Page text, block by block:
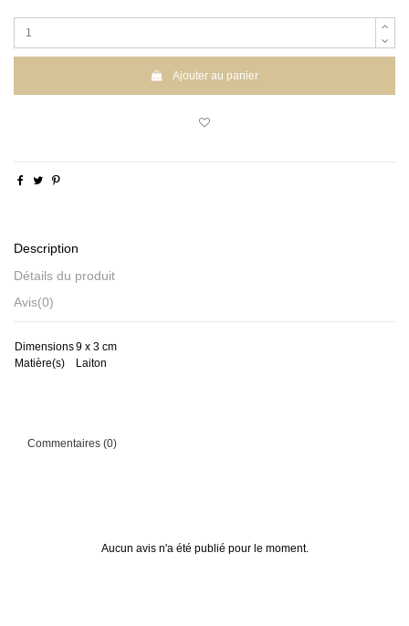
Ajouter au panier
Description
Détails du produit
Avis(0)
Dimensions9 x 3 cm
Matière(s)
Laiton
Commentaires (0)
Aucun avis n'a été publié pour le moment.